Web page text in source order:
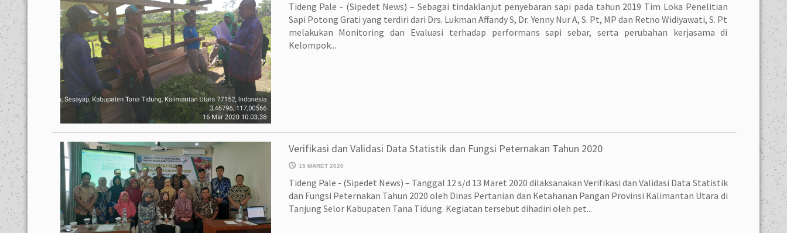
Tideng Pale - (Sipedet News) – Sebagai tindaklanjut penyebaran sapi pada tahun 2019 Tim Loka Penelitian
Sapi Potong Grati yang terdiri dari Drs. Lukman Affandy S, Dr. Yenny Nur A, S. Pt, MP dan Retno Widiyawati, S. Pt
melakukan Monitoring dan Evaluasi terhadap performans sapi sebar, serta perubahan kerjasama di
Kelompok...
Verifikasi dan Validasi Data Statistik dan Fungsi Peternakan Tahun 2020
15 MARET 2020
Tideng Pale - (Sipedet News) – Tanggal 12 s/d 13 Maret 2020 dilaksanakan Verifikasi dan Validasi Data Statistik
dan Fungsi Peternakan Tahun 2020 oleh Dinas Pertanian dan Ketahanan Pangan Provinsi Kalimantan Utara di
Tanjung Selor Kabupaten Tana Tidung. Kegiatan tersebut dihadiri oleh pet...